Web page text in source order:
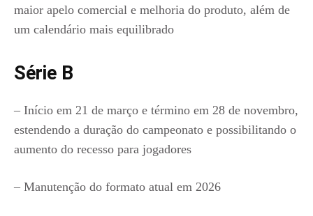
maior apelo comercial e melhoria do produto, além de
um calendário mais equilibrado
Série B
– Início em 21 de março e término em 28 de novembro,
estendendo a duração do campeonato e possibilitando o
aumento do recesso para jogadores
– Manutenção do formato atual em 2026